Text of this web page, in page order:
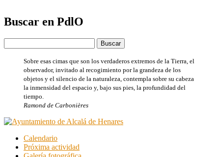
Buscar en PdlO
Sobre esas cimas que son los verdaderos extremos de la Tierra, el
observador, invitado al recogimiento por la grandeza de los
objetos y el silencio de la naturaleza, contempla sobre su cabeza
la inmensidad del espacio y, bajo sus pies, la profundidad del
tiempo.
Ramond de Carbonières
Calendario
Próxima actividad